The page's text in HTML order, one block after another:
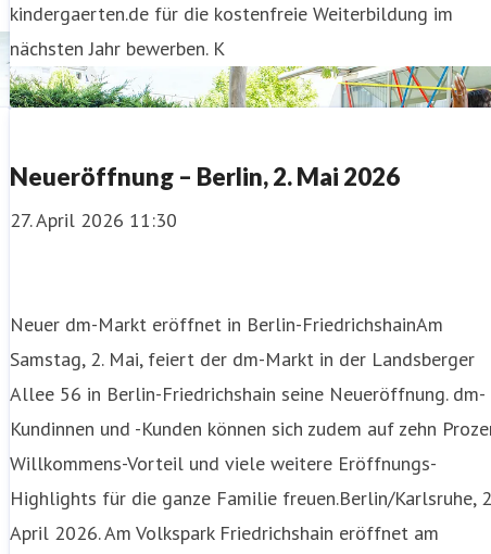
kindergaerten.de für die kostenfreie Weiterbildung im
nächsten Jahr bewerben. K
Neueröffnung – Berlin, 2. Mai 2026
27. April 2026 11:30
Neuer dm-Markt eröffnet in Berlin-FriedrichshainAm
Samstag, 2. Mai, feiert der dm-Markt in der Landsberger
Allee 56 in Berlin-Friedrichshain seine Neueröffnung. dm-
Kundinnen und -Kunden können sich zudem auf zehn
Willkommens-Vorteil und viele weitere Eröffnungs-
Highlights für die ganze Familie freuen.Berlin/Karlsruhe,
April 2026. Am Volkspark Friedrichshain eröffnet am